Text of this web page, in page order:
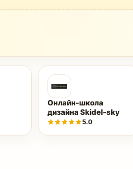
Онлайн-школа
дизайна Skidel-sky
5.0